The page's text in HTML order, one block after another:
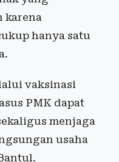
karena
hanya satu
vaksinasi
PMK dapat
menjaga
usaha